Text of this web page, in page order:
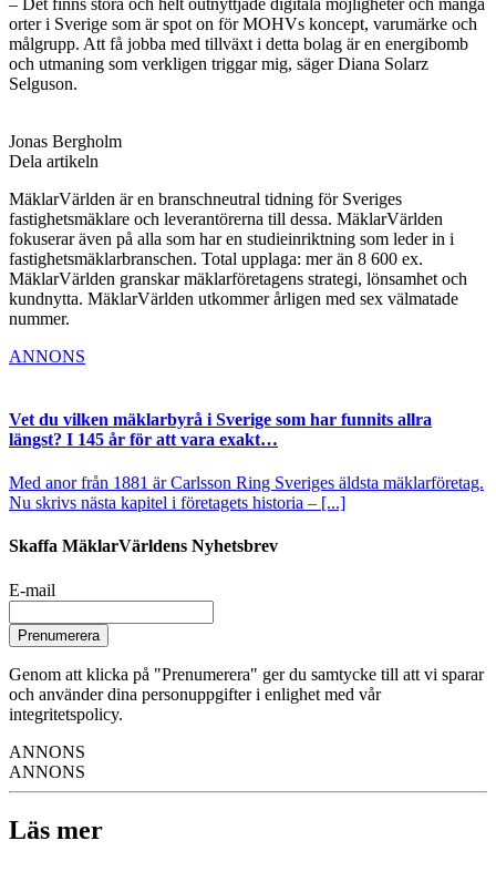
orter i Sverige som är spot on för MOHVs koncept, varumärke och
målgrupp. Att få jobba med tillväxt i detta bolag är en energibomb
och utmaning som verkligen triggar mig, säger Diana Solarz
Selguson.
Jonas Bergholm
Dela artikeln
MäklarVärlden är en branschneutral tidning för Sveriges
fastighetsmäklare och leverantörerna till dessa. MäklarVärlden
fokuserar även på alla som har en studieinriktning som leder in i
fastighetsmäklarbranschen. Total upplaga: mer än 8 600 ex.
MäklarVärlden granskar mäklarföretagens strategi, lönsamhet och
kundnytta. MäklarVärlden utkommer årligen med sex välmatade
nummer.
ANNONS
Vet du vilken mäklarbyrå i Sverige som har funnits allra
längst? I 145 år för att vara exakt…
Med anor från 1881 är Carlsson Ring Sveriges äldsta mäklarföretag.
Nu skrivs nästa kapitel i företagets historia – [...]
Skaffa MäklarVärldens Nyhetsbrev
E-mail
Prenumerera
Genom att klicka på "Prenumerera" ger du samtycke till att vi sparar
och använder dina personuppgifter i enlighet med vår
integritetspolicy.
ANNONS
ANNONS
Läs mer